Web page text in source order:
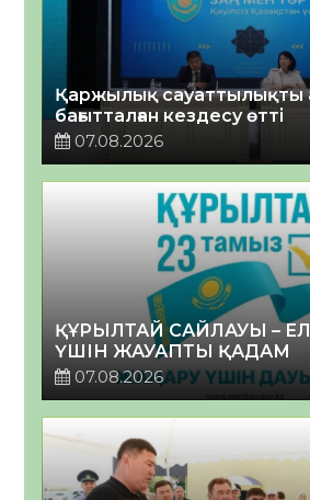
Қаржылық сауаттылықты
бағытталған кездесу өтті
07.08.2026
ҚҰРЫЛТАЙ САЙЛАУЫ –
ҮШІН ЖАУАПТЫ ҚАДАМ
07.08.2026